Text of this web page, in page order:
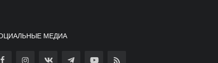
МЕДИА